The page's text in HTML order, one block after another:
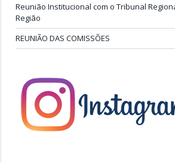
Reunião Institucional com o Tribunal
Região
REUNIÃO DAS COMISSÕES